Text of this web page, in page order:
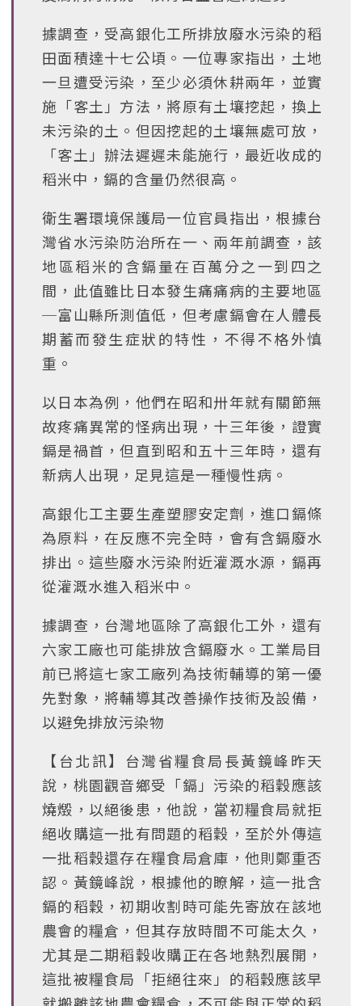
據調查，受高銀化工所排放廢水污染的稻
田面積達十七公頃。一位專家指出，土地
一旦遭受污染，至少必須休耕兩年，並實
施「客土」方法，將原有土壤挖起，換上
未污染的土。但因挖起的土壤無處可放，
「客土」辦法遲遲未能施行，最近收成的
稻米中，鎘的含量仍然很高。
衛生署環境保護局一位官員指出，根據台
灣省水污染防治所在一、兩年前調查，該
地區稻米的含鎘量在百萬分之一到四之
間，此值雖比日本發生痛痛病的主要地區
─富山縣所測值低，但考慮鎘會在人體長
期蓄而發生症狀的特性，不得不格外慎
重。
以日本為例，他們在昭和卅年就有關節無
故疼痛異常的怪病出現，十三年後，證實
鎘是禍首，但直到昭和五十三年時，還有
新病人出現，足見這是一種慢性病。
高銀化工主要生產塑膠安定劑，進口鎘條
為原料，在反應不完全時，會有含鎘廢水
排出。這些廢水污染附近灌溉水源，鎘再
從灌溉水進入稻米中。
據調查，台灣地區除了高銀化工外，還有
六家工廠也可能排放含鎘廢水。工業局目
前已將這七家工廠列為技術輔導的第一優
先對象，將輔導其改善操作技術及設備，
以避免排放污染物
【台北訊】台灣省糧食局長黃鏡峰昨天
說，桃園觀音鄉受「鎘」污染的稻穀應該
燒燬，以絕後患，他說，當初糧食局就拒
絕收購這一批有問題的稻穀，至於外傳這
一批稻穀還存在糧食局倉庫，他則鄭重否
認。黃鏡峰說，根據他的瞭解，這一批含
鎘的稻穀，初期收割時可能先寄放在該地
農會的糧倉，但其存放時間不可能太久，
尤其是二期稻穀收購正在各地熱烈展開，
這批被糧食局「拒絕往來」的稻穀應該早